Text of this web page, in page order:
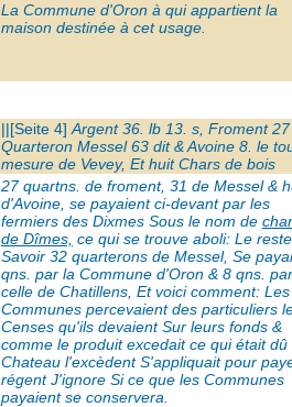
La Commune d'Oron à qui appartient la
maison destinée à cet usage.
||[Seite 4] Argent 36. lb 13. s, Froment 27
Quarteron Messel 63 dit & Avoine 8. le
mesure de Vevey, Et huit Chars de bois
27 quartns. de froment, 31 de Messel &
d'Avoine, se payaient ci-devant par les
fermiers des Dixmes Sous le nom de
de Dîmes, ce qui se trouve aboli: Le reste
Savoir 32 quarterons de Messel, Se
qns. par la Commune d'Oron & 8 qns. par
celle de Chatillens, Et voici comment: Les
Communes percevaient des particuliers
Censes qu'ils devaient Sur leurs fonds &
comme le produit excedait ce qui était dû
Chateau l'excèdent S'appliquait pour
régent J'ignore Si ce que les Communes
payaient se conservera.